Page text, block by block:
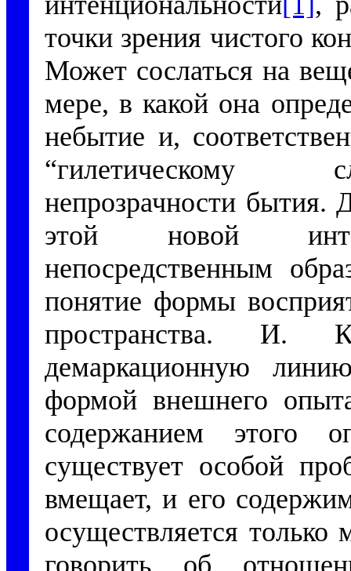
точки зрения чистого
Может сослаться на
мере, в какой она
небытие и,
“гилетическому
непрозрачности бытия.
этой новой
непосредственным
понятие формы
пространства. И.
демаркационную
формой внешнего
содержанием этого
существует особой
вмещает, и его
осуществляется
говорить об